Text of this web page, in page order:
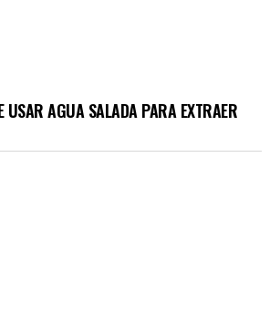
USAR AGUA SALADA PARA EXTRAER